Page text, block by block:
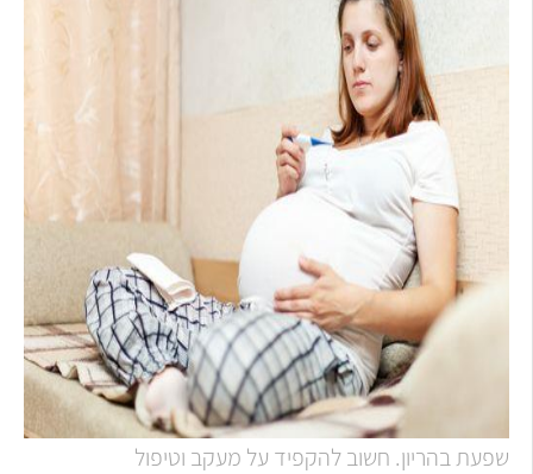
שפעת בהריון. חשוב להקפיד על מעקב וטיפול